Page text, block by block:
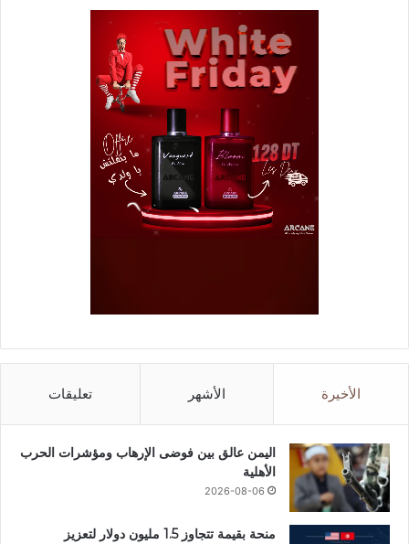
الأخيرة الأشهر تعليقات
اليمن عالق بين فوضى الإرهاب ومؤشرات الحرب
الأهلية
2026-08-06
منحة بقيمة تتجاوز 1.5 مليون دولار لتعزيز